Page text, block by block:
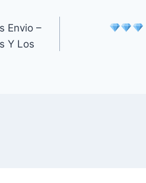
Envio –
Y Los